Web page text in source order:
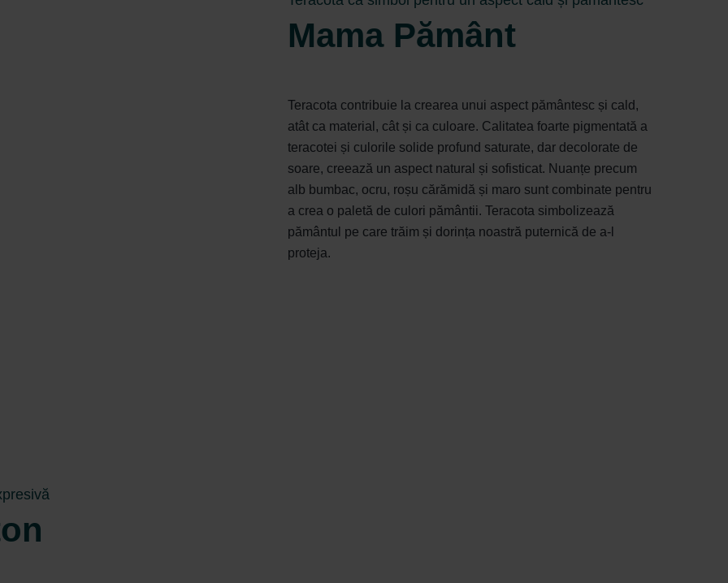
Mama Pământ
Teracota contribuie la crearea unui aspect pământesc și cald,
atât ca material, cât și ca culoare. Calitatea foarte pigmentată a
teracotei și culorile solide profund saturate, dar decolorate de
soare, creează un aspect natural și sofisticat. Nuanțe precum
alb bumbac, ocru, roșu cărămidă și maro sunt combinate pentru
a crea o paletă de culori pământii. Teracota simbolizează
pământul pe care trăim și dorința noastră puternică de a-l
proteja.